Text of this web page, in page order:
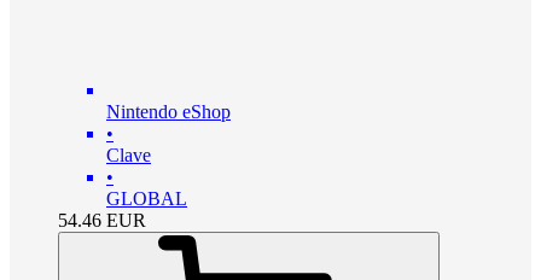
Nintendo eShop
•
Clave
•
GLOBAL
54.46 EUR